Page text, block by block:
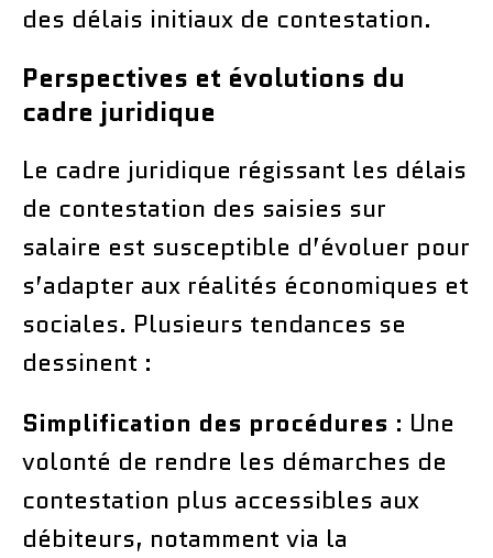
des délais initiaux de contestation.
Perspectives et évolutions du
cadre juridique
Le cadre juridique régissant les délais
de contestation des saisies sur
salaire est susceptible d’évoluer pour
s’adapter aux réalités économiques et
sociales. Plusieurs tendances se
dessinent :
Simplification des procédures : Une
volonté de rendre les démarches de
contestation plus accessibles aux
débiteurs, notamment via la